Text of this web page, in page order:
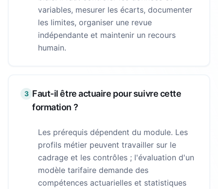
variables, mesurer les écarts, documenter
les limites, organiser une revue
indépendante et maintenir un recours
humain.
3 Faut-il être actuaire pour suivre cette
formation ?
Les prérequis dépendent du module. Les
profils métier peuvent travailler sur le
cadrage et les contrôles ; l'évaluation d'un
modèle tarifaire demande des
compétences actuarielles et statistiques